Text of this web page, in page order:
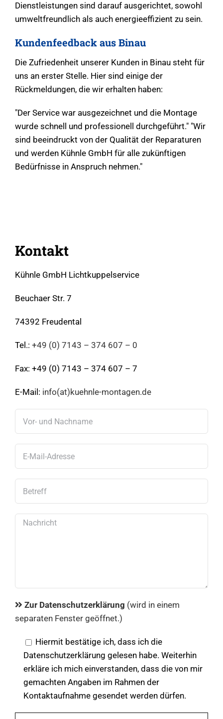
Dienstleistungen sind darauf ausgerichtet, sowohl
umweltfreundlich als auch energieeffizient zu sein.
Kundenfeedback aus Binau
Die Zufriedenheit unserer Kunden in Binau steht für
uns an erster Stelle. Hier sind einige der
Rückmeldungen, die wir erhalten haben:
"Der Service war ausgezeichnet und die Montage
wurde schnell und professionell durchgeführt." "Wir
sind beeindruckt von der Qualität der Reparaturen
und werden Kühnle GmbH für alle zukünftigen
Bedürfnisse in Anspruch nehmen."
Kontakt
Kühnle GmbH Lichtkuppelservice
Beuchaer Str. 7
74392 Freudental
Tel.: +49 (0) 7143 – 374 607 – 0
Fax: +49 (0) 7143 – 374 607 – 7
E-Mail: info(at)kuehnle-montagen.de
Zur Datenschutzerklärung (wird in einem
separaten Fenster geöffnet.)
Hiermit bestätige ich, dass ich die
Datenschutzerklärung gelesen habe. Weiterhin
erkläre ich mich einverstanden, dass die von mir
gemachten Angaben im Rahmen der
Kontaktaufnahme gesendet werden dürfen.